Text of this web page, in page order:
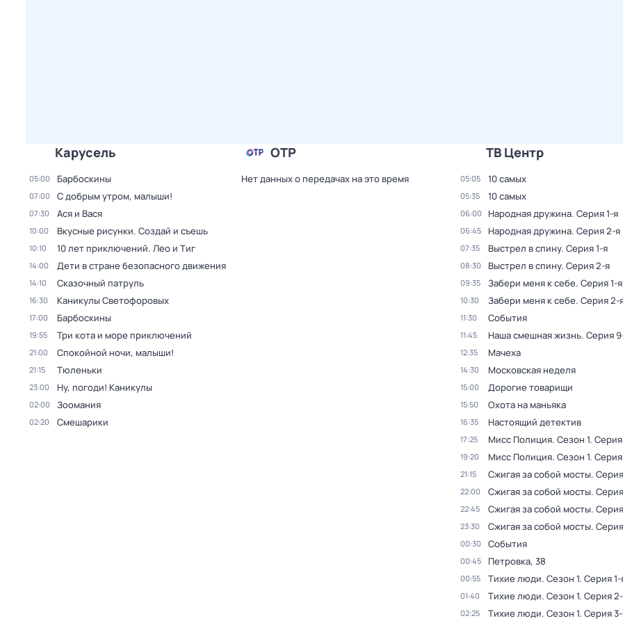
Карусель
05:00 Барбоскины
07:00 С добрым утром, малыши!
07:30 Ася и Вася
10:00 Вкусные рисунки. Создай и съешь
10:10 10 лет приключений. Лео и Тиг
14:00 Дети в стране безопасного движения
14:10 Сказочный патруль
16:30 Каникулы Светофоровых
17:00 Барбоскины
19:55 Три кота и море приключений
21:00 Спокойной ночи, малыши!
21:15 Тюленьки
23:00 Ну, погоди! Каникулы
02:00 Зоомания
02:20 Смешарики
ОТР
Нет данных о передачах на это время
ТВ Центр
05:05 10 самых
05:35 10 самых
06:00 Народная дружина. Серия 1-я
06:45 Народная дружина. Серия 2-я
07:35 Выстрел в спину. Серия 1-я
08:30 Выстрел в спину. Серия 2-я
09:35 Забери меня к себе. Серия 1-я
10:30 Забери меня к себе. Серия 2-
11:30 События
11:45 Наша смешная жизнь. Серия
12:35 Мачеха
14:30 Московская неделя
15:00 Дорогие товарищи
15:50 Охота на маньяка
16:35 Настоящий детектив
17:25 Мисс Полиция. Сезон 1. Серия
19:20 Мисс Полиция. Сезон 1.
21:15 Сжигая за собой мосты.
22:00 Сжигая за собой мосты.
22:45 Сжигая за собой мосты.
23:30 Сжигая за собой мосты.
00:30 События
00:45 Петровка, 38
00:55 Тихие люди. Сезон 1. Серия 1-
01:40 Тихие люди. Сезон 1. Серия
02:25 Тихие люди. Сезон 1. Серия